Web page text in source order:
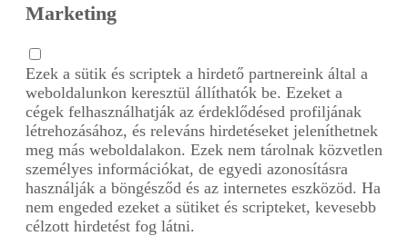
Marketing
Ezek a sütik és scriptek a hirdető partnereink által a
weboldalunkon keresztül állíthatók be. Ezeket a
cégek felhasználhatják az érdeklődésed profiljának
létrehozásához, és releváns hirdetéseket jeleníthetnek
meg más weboldalakon. Ezek nem tárolnak közvetlen
személyes információkat, de egyedi azonosításra
használják a böngésződ és az internetes eszközöd. Ha
nem engeded ezeket a sütiket és scripteket, kevesebb
célzott hirdetést fog látni.